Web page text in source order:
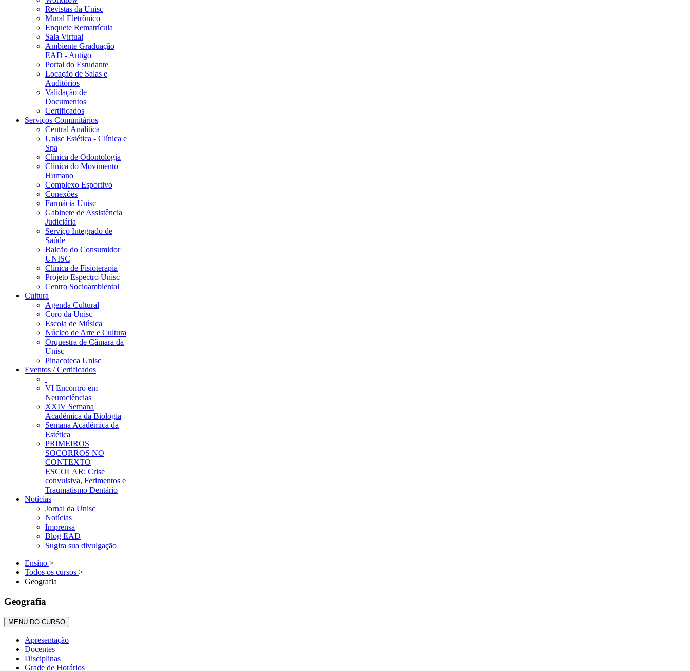
Revistas da Unisc
Mural Eletrônico
Enquete Rematrícula
Sala Virtual
Ambiente Graduação
EAD - Antigo
Portal do Estudante
Locação de Salas e
Auditórios
Validação de
Documentos
Certificados
Serviços Comunitários
Central Analítica
Unisc Estética - Clínica e
Spa
Clínica de Odontologia
Clínica do Movimento
Humano
Complexo Esportivo
Conexões
Farmácia Unisc
Gabinete de Assistência
Judiciária
Serviço Integrado de
Saúde
Balcão do Consumidor
UNISC
Clínica de Fisioterapia
Projeto Espectro Unisc
Centro Socioambiental
Cultura
Agenda Cultural
Coro da Unisc
Escola de Música
Núcleo de Arte e Cultura
Orquestra de Câmara da
Unisc
Pinacoteca Unisc
Eventos / Certificados
VI Encontro em
Neurociências
XXIV Semana
Acadêmica da Biologia
Semana Acadêmica da
Estética
PRIMEIROS
SOCORROS NO
CONTEXTO
ESCOLAR: Crise
convulsiva, Ferimentos e
Traumatismo Dentário
Notícias
Jornal da Unisc
Notícias
Imprensa
Blog EAD
Sugira sua divulgação
Ensino >
Todos os cursos >
Geografia
Geografia
MENU DO CURSO
Apresentação
Docentes
Disciplinas
Grade de Horários